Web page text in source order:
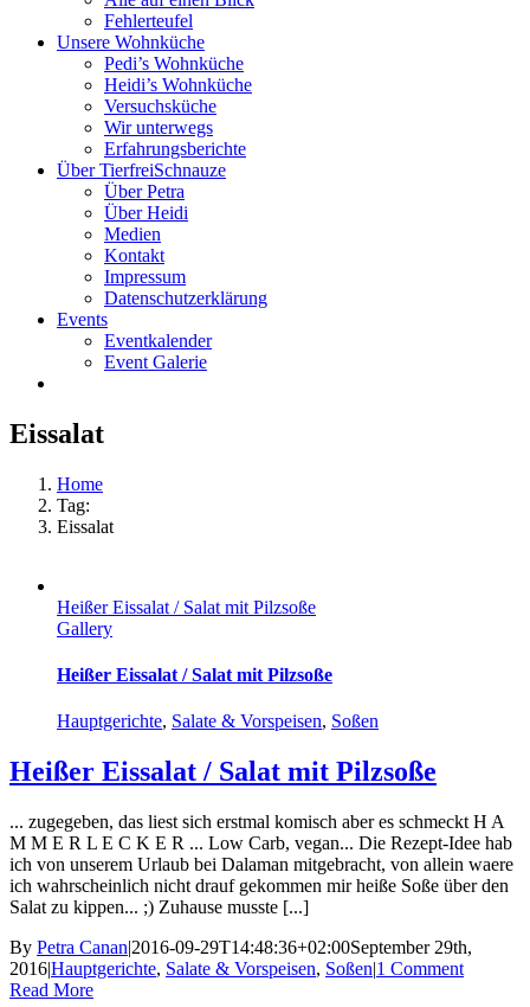
Fehlerteufel
Unsere Wohnküche
Pedi’s Wohnküche
Heidi’s Wohnküche
Versuchsküche
Wir unterwegs
Erfahrungsberichte
Über TierfreiSchnauze
Über Petra
Über Heidi
Medien
Kontakt
Impressum
Datenschutzerklärung
Events
Eventkalender
Event Galerie
Eissalat
Home
Tag:
Eissalat
Heißer Eissalat / Salat mit Pilzsoße
Gallery
Heißer Eissalat / Salat mit Pilzsoße
Hauptgerichte, Salate & Vorspeisen, Soßen
Heißer Eissalat / Salat mit Pilzsoße
... zugegeben, das liest sich erstmal komisch aber es schmeckt H A
M M E R L E C K E R ... Low Carb, vegan... Die Rezept-Idee hab
ich von unserem Urlaub bei Dalaman mitgebracht, von allein waere
ich wahrscheinlich nicht drauf gekommen mir heiße Soße über den
Salat zu kippen... ;) Zuhause musste [...]
By Petra Canan|2016-09-29T14:48:36+02:00September 29th,
2016|Hauptgerichte, Salate & Vorspeisen, Soßen|1 Comment
Read More